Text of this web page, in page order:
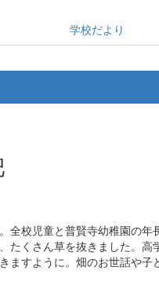
学校だより
全校児童と普賢寺幼稚園の
たくさん草を抜きました。
すように。畑のお世話や子